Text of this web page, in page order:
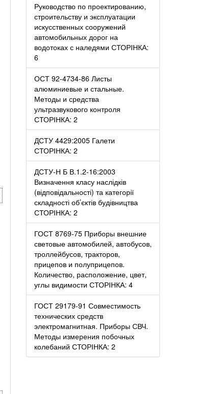
Руководство по проектированию,
строительству и эксплуатации
искусственных сооружений
автомобильных дорог на
водотоках с наледями СТОРІНКА:
6
ОСТ 92-4734-86 Листы
алюминиевые и стальные.
Методы и средства
ультразвукового контроля
СТОРІНКА: 2
ДСТУ 4429:2005 Галети
СТОРІНКА: 2
ДСТУ-Н Б В.1.2-16:2003
Визначення класу наслідків
(відповідальності) та категорії
складності об’єктів будівництва
СТОРІНКА: 2
ГОСТ 8769-75 Приборы внешние
световые автомобилей, автобусов,
троллейбусов, тракторов,
прицепов и полуприцепов.
Количество, расположение, цвет,
углы видимости СТОРІНКА: 4
ГОСТ 29179-91 Совместимость
технических средств
электромагнитная. Приборы СВЧ.
Методы измерения побочных
колебаний СТОРІНКА: 2